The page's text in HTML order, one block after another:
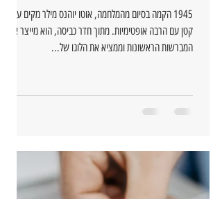
1945 הקמה בסיום מהמלחמה, אוטו יוהנס מילר מקים עסק
קטן עם הרבה אופטימיות. מתוך חדר כביסה, הוא מייצר את
המברשות הראשונות וממציא את הלוגו של...